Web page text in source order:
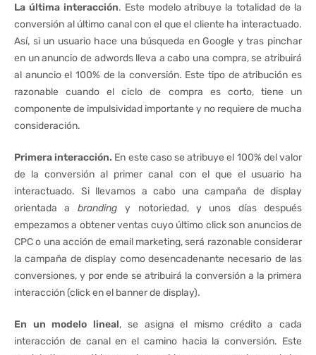
La última interacción. Este modelo atribuye la totalidad de la
conversión al último canal con el que el cliente ha interactuado.
Así, si un usuario hace una búsqueda en Google y tras pinchar
en un anuncio de adwords lleva a cabo una compra, se atribuirá
al anuncio el 100% de la conversión. Este tipo de atribución es
razonable cuando el ciclo de compra es corto, tiene un
componente de impulsividad importante y no requiere de mucha
consideración.
Primera interacción. En este caso se atribuye el 100% del valor
de la conversión al primer canal con el que el usuario ha
interactuado. Si llevamos a cabo una campaña de display
orientada a brandingy notoriedad, y unos días después
empezamos a obtener ventas cuyo último click son anuncios de
CPC o una acción de email marketing, será razonable considerar
la campaña de display como desencadenante necesario de las
conversiones, y por ende se atribuirá la conversión a la primera
interacción (click en el banner de display).
En un modelo lineal, se asigna el mismo crédito a cada
interacción de canal en el camino hacia la conversión. Este